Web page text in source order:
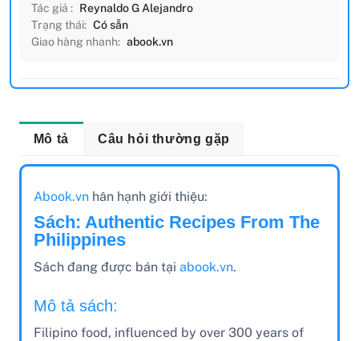
Tác giả : Reynaldo G Alejandro
Trạng thái: Có sẵn
Giao hàng nhanh: abook.vn
Mô tả Câu hỏi thường gặp
Abook.vnhân hạnh giới thiệu:
Sách: Authentic Recipes From The
Philippines
Sách đang được bán tại abook.vn.
Mô tả sách:
Filipino food, influenced by over 300 years of